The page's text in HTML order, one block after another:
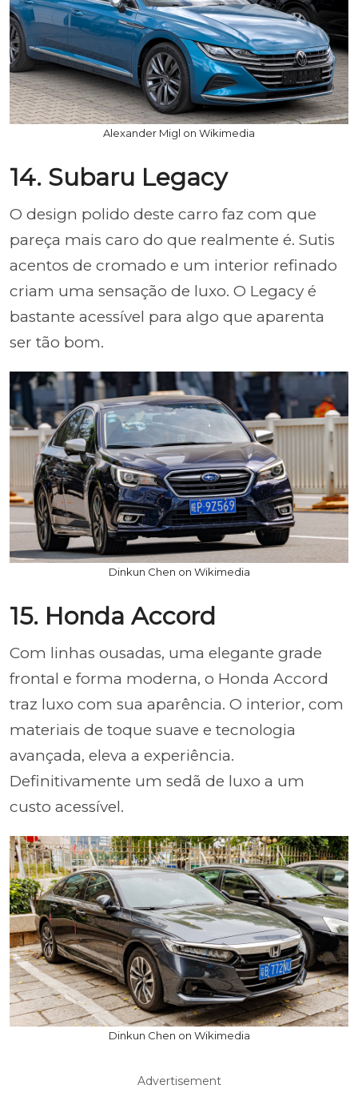
Alexander Migl on Wikimedia
14. Subaru Legacy
O design polido deste carro faz com que
pareça mais caro do que realmente é. Sutis
acentos de cromado e um interior refinado
criam uma sensação de luxo. O Legacy é
bastante acessível para algo que aparenta
ser tão bom.
Dinkun Chen on Wikimedia
15. Honda Accord
Com linhas ousadas, uma elegante grade
frontal e forma moderna, o Honda Accord
traz luxo com sua aparência. O interior, com
materiais de toque suave e tecnologia
avançada, eleva a experiência.
Definitivamente um sedã de luxo a um
custo acessível.
Dinkun Chen on Wikimedia
Advertisement